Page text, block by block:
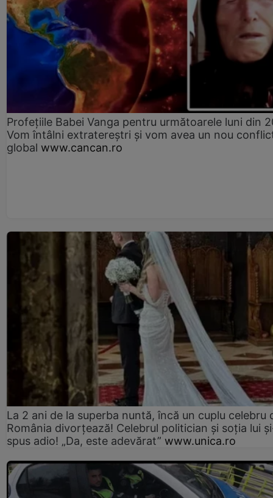
Profețiile Babei Vanga pentru următoarele luni din
Vom întâlni extratereștri și vom avea un nou
global www.cancan.ro
La 2 ani de la superba nuntă, încă un cuplu celebru
România divorțează! Celebrul politician și soția lui
spus adio! „Da, este adevărat” www.unica.ro